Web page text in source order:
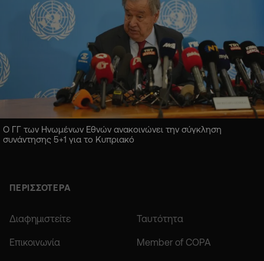
Ο ΓΓ των Ηνωμένων Εθνών ανακοινώνει την σύγκληση
συνάντησης 5+1 για το Κυπριακό
ΠΕΡΙΣΣΟΤΕΡΑ
Διαφημιστείτε Ταυτότητα
Επικοινωνία Member of COPA